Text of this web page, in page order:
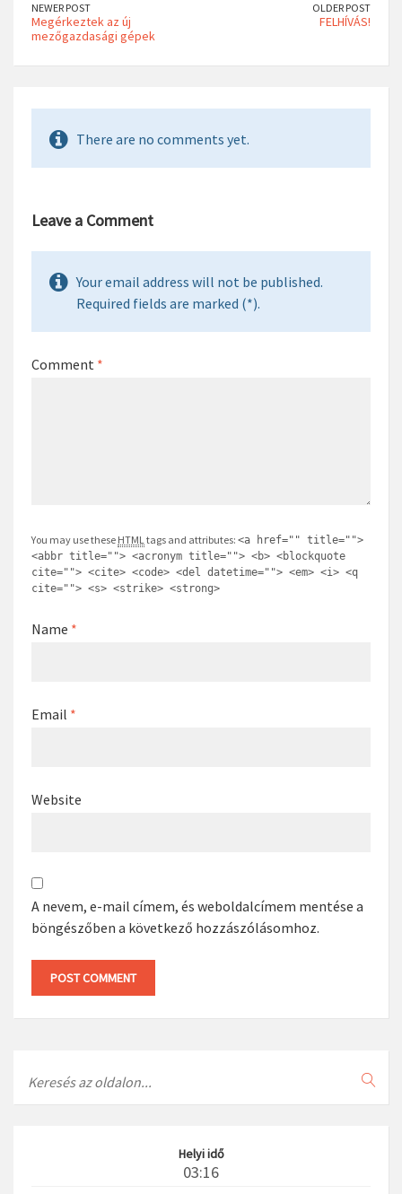
NEWER POST
Megérkeztek az új
mezőgazdasági gépek
OLDER POST
FELHÍVÁS!
There are no comments yet.
Leave a Comment
Your email address will not be published.
Required fields are marked (*).
Comment *
You may use these HTMLtags and attributes: <a href="" title="">
<abbr title=""> <acronym title=""> <b> <blockquote
cite=""> <cite> <code> <del datetime=""> <em> <i> <q
cite=""> <s> <strike> <strong>
Name *
Email *
Website
A nevem, e-mail címem, és weboldalcímem mentése a
böngészőben a következő hozzászólásomhoz.
Helyi idő
03:16